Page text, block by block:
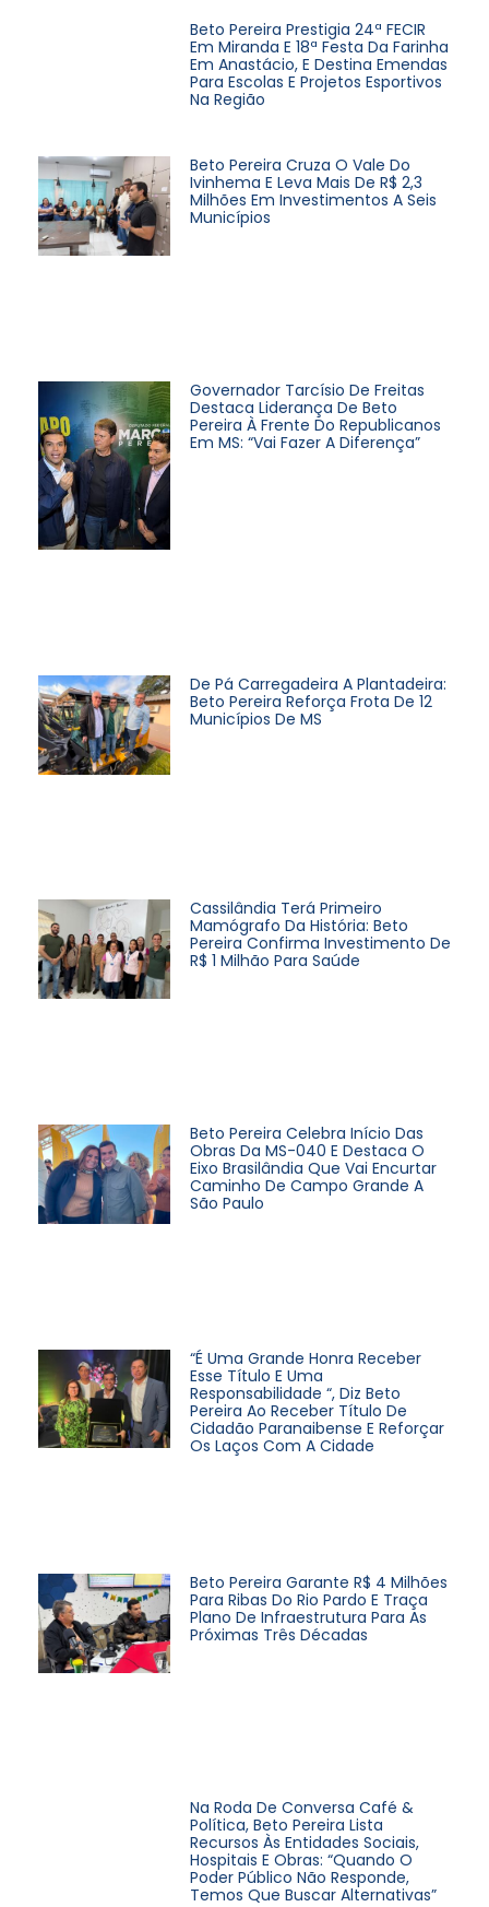
Beto Pereira Prestigia 24ª FECIR
Em Miranda E 18ª Festa Da Farinha
Em Anastácio, E Destina Emendas
Para Escolas E Projetos Esportivos
Na Região
Beto Pereira Cruza O Vale Do
Ivinhema E Leva Mais De R$ 2,3
Milhões Em Investimentos A Seis
Municípios
Governador Tarcísio De Freitas
Destaca Liderança De Beto
Pereira À Frente Do Republicanos
Em MS: “Vai Fazer A Diferença”
De Pá Carregadeira A Plantadeira:
Beto Pereira Reforça Frota De 12
Municípios De MS
Cassilândia Terá Primeiro
Mamógrafo Da História: Beto
Pereira Confirma Investimento De
R$ 1 Milhão Para Saúde
Beto Pereira Celebra Início Das
Obras Da MS-040 E Destaca O
Eixo Brasilândia Que Vai Encurtar
Caminho De Campo Grande A
São Paulo
“É Uma Grande Honra Receber
Esse Título E Uma
Responsabilidade “, Diz Beto
Pereira Ao Receber Título De
Cidadão Paranaibense E Reforçar
Os Laços Com A Cidade
Beto Pereira Garante R$ 4 Milhões
Para Ribas Do Rio Pardo E Traça
Plano De Infraestrutura Para As
Próximas Três Décadas
Na Roda De Conversa Café &
Política, Beto Pereira Lista
Recursos Às Entidades Sociais,
Hospitais E Obras: “Quando O
Poder Público Não Responde,
Temos Que Buscar Alternativas”